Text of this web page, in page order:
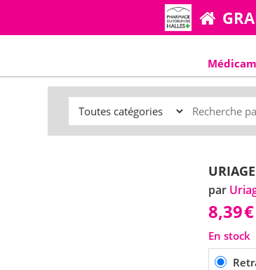
par
8,39€
En stock